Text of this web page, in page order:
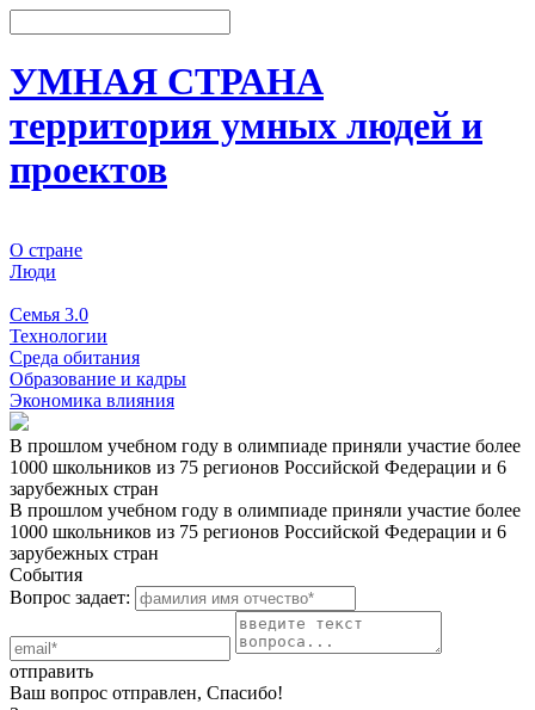
УМНАЯ СТРАНА
территория умных людей и
проектов
О стране
Люди
Семья 3.0
Технологии
Среда обитания
Образование и кадры
Экономика влияния
В прошлом учебном году в олимпиаде приняли участие более
1000 школьников из 75 регионов Российской Федерации и 6
зарубежных стран
В прошлом учебном году в олимпиаде приняли участие более
1000 школьников из 75 регионов Российской Федерации и 6
зарубежных стран
События
Вопрос задает:
отправить
Ваш вопрос отправлен, Спасибо!